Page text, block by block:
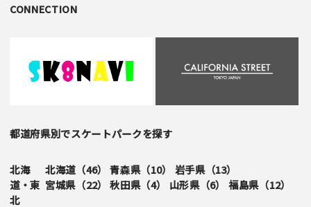
CONNECTION
都道府県別でスケートパークを探す
北海
道・東
北
北海道（46） 青森県（10） 岩手県（13）
宮城県（22） 秋田県（4） 山形県（6） 福島県（12）